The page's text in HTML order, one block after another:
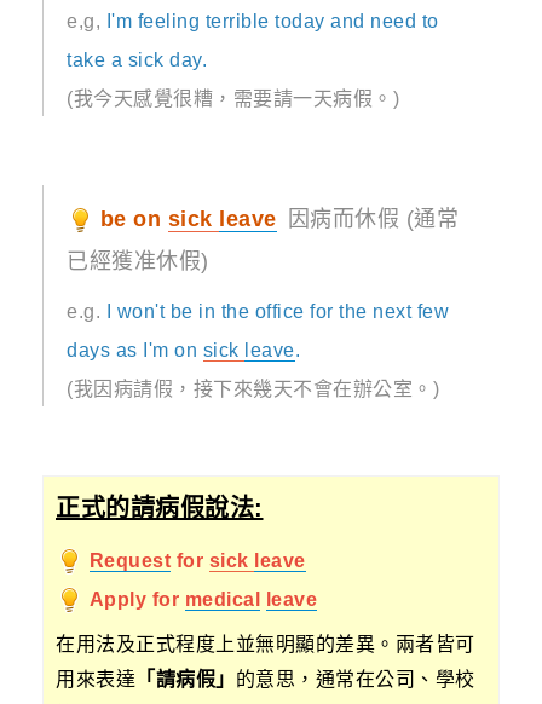
e,g, I'm feeling terrible today and need to
take a sick day.
(我今天感覺很糟，需要請一天病假。)
be on sick leave
因病而休假 (通常
已經獲准休假)
e.g.
I won't be in the office for the next few
days as I'm on sick leave.
(我因病請假，接下來幾天不會在辦公室。)
正式的請病假說法:
Request for sick leave
Apply for medical leave
在用法及正式程度上並無明顯的差異。兩者皆可
用來表達 「請病假」 的意思，通常在公司、學校